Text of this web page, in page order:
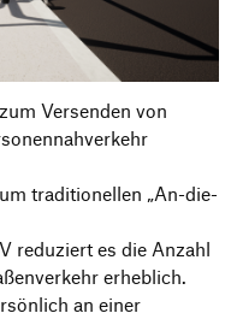
Versenden von
traditionellen „An-die-
reduziert es die Anzahl
erheblich.
an einer